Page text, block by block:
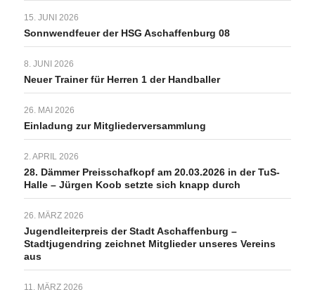
15. JUNI 2026
Sonnwendfeuer der HSG Aschaffenburg 08
8. JUNI 2026
Neuer Trainer für Herren 1 der Handballer
26. MAI 2026
Einladung zur Mitgliederversammlung
2. APRIL 2026
28. Dämmer Preisschafkopf am 20.03.2026 in der TuS-
Halle – Jürgen Koob setzte sich knapp durch
26. MÄRZ 2026
Jugendleiterpreis der Stadt Aschaffenburg –
Stadtjugendring zeichnet Mitglieder unseres Vereins
aus
11. MÄRZ 2026